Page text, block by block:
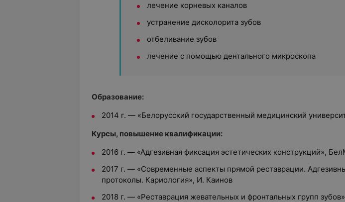
лечение корневых каналов
устранение дисколорита зубов
отбеливание зубов
лечение с помощью дентального микроскопа
Образование:
2014 г. — «Белорусский государственный медицинский
Курсы, повышение квалификации:
2016 г. — «Адгезивная фиксация эстетических конструкций»,
2017 г. — «Cовременные аспекты прямой реставрации.
протоколы. Кариология», И. Каинов
2018 г. — «Реставрация жевательных и фронтальных групп